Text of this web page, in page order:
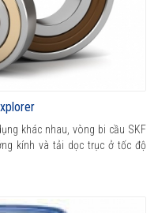
khác nhau, vòng bi cầu SKF
kính và tải dọc trục ở tốc độ